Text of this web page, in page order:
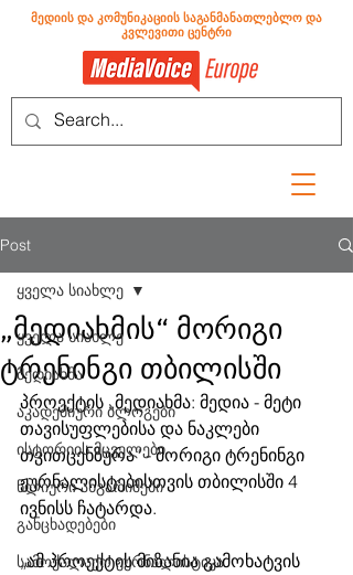
მედიის და კომუნიკაციის საგანმანათლებლო და
კვლევითი ცენტრი
Post
ყველა სიახლე
მედიახმა
აკადემიური ბლოგები
ისტორიის მცველები
წლიური ანგარიშები
განცხადებები
სამოქალაქო ჟურნალისტიკა
ყველა სიახლე
„მედიახმის“ მორიგი
ტრენინგი თბილისში
პროექტის „მედიახმა: მედია - მეტი
თავისუფლებისა და ნაკლები
თვითცენზურა“ - მორიგი ტრენინგი
ჟურნალისტებისთვის თბილისში 4
ივნისს ჩატარდა.
„ამ პროექტის მიზანია გამოხატვის